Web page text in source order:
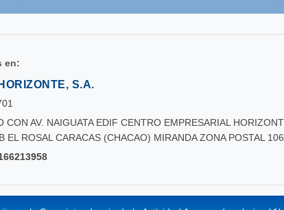
en:
S.A.
CON AV. NAIGUATA EDIF CENTRO EMPRESARIAL
EL ROSAL CARACAS (CHACAO) MIRANDA ZONA POSTAL